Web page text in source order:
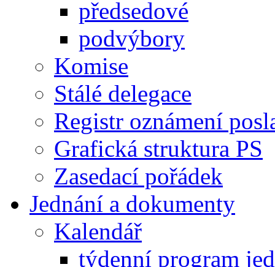
předsedové
podvýbory
Komise
Stálé delegace
Registr oznámení
Grafická struktura PS
Zasedací pořádek
Jednání a dokumenty
Kalendář
týdenní program